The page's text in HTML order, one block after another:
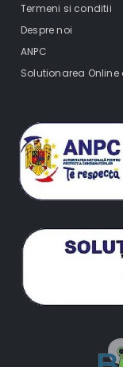
Termeni si conditii
Despre noi
ANPC
Solutionarea Online